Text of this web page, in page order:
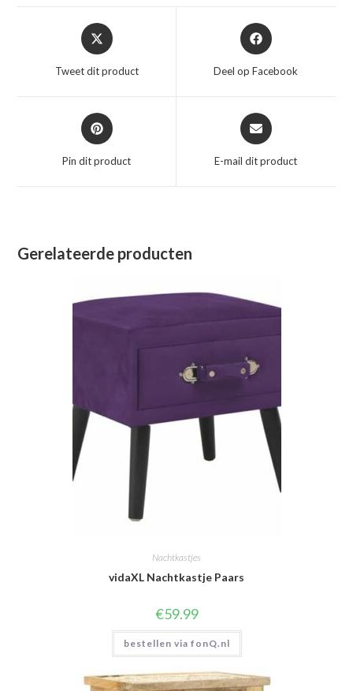
Opent
in
nieuw
Tweet dit product
Opent
in
nieuw
Deel op Facebook
Opent
in
nieuw
Pin dit product
Opent
in
nieuw
E-mail dit product
Gerelateerde producten
Nachtkastjes
vidaXL Nachtkastje Paars
€59.99
bestellen via fonQ.nl